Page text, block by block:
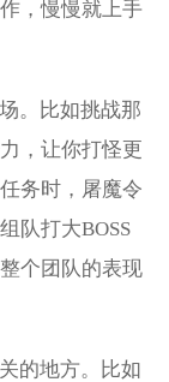
，慢慢就上手
。比如挑战那
，让你打怪更
务时，屠魔令
队打大BOSS
个团队的表现
的地方。比如